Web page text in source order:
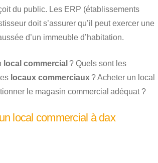
du public. Les ERP (établissements
doit s’assurer qu’il peut exercer une
d’un immeuble d’habitation.
local commercial ? Quels sont les
locaux commerciaux ? Acheter un local
le magasin commercial adéquat ?
local commercial à dax